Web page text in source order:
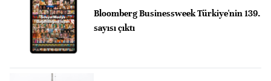
Bloomberg Businessweek Türkiye'nin 139.
sayısı çıktı